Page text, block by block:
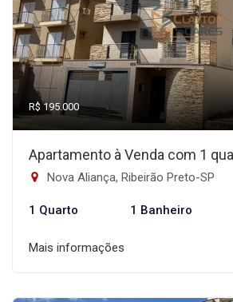
R$ 195.000
Apartamento à Venda com 1
Nova Aliança, Ribeirão Preto-SP
1 Quarto 1 Banheiro
Mais informações